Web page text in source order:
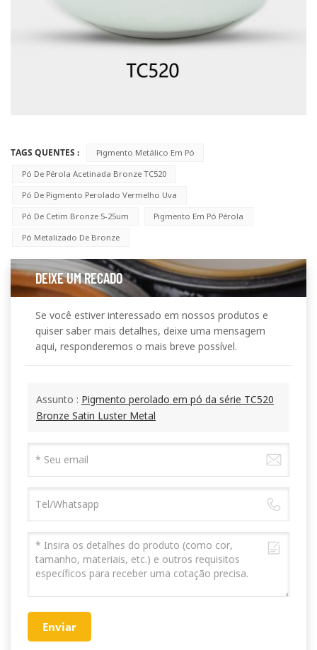
TAGS QUENTES :
Pigmento Metálico Em Pó
Pó De Pérola Acetinada Bronze TC520
Pó De Pigmento Perolado Vermelho Uva
Pó De Cetim Bronze 5-25um
Pigmento Em Pó Pérola
Pó Metalizado De Bronze
DEIXE UM RECADO
Se você estiver interessado em nossos produtos e
quiser saber mais detalhes, deixe uma mensagem
aqui, responderemos o mais breve possível.
Assunto : Pigmento perolado em pó da série TC520
Bronze Satin Luster Metal
Enviar